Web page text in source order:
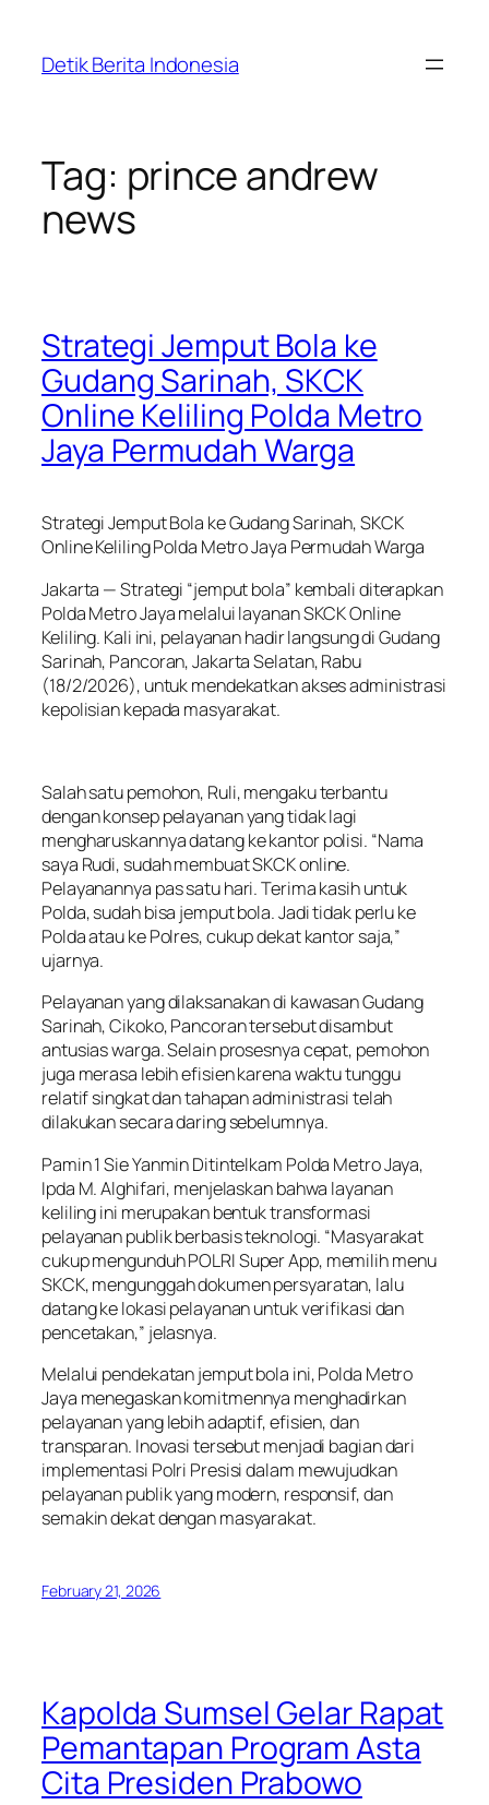
content
Detik Berita Indonesia
Tag: prince andrew
news
Strategi Jemput Bola ke
Gudang Sarinah, SKCK
Online Keliling Polda Metro
Jaya Permudah Warga
Strategi Jemput Bola ke Gudang Sarinah, SKCK
Online Keliling Polda Metro Jaya Permudah Warga
Jakarta — Strategi “jemput bola” kembali diterapkan
Polda Metro Jaya melalui layanan SKCK Online
Keliling. Kali ini, pelayanan hadir langsung di Gudang
Sarinah, Pancoran, Jakarta Selatan, Rabu
(18/2/2026), untuk mendekatkan akses administrasi
kepolisian kepada masyarakat.
Salah satu pemohon, Ruli, mengaku terbantu
dengan konsep pelayanan yang tidak lagi
mengharuskannya datang ke kantor polisi. “Nama
saya Rudi, sudah membuat SKCK online.
Pelayanannya pas satu hari. Terima kasih untuk
Polda, sudah bisa jemput bola. Jadi tidak perlu ke
Polda atau ke Polres, cukup dekat kantor saja,”
ujarnya.
Pelayanan yang dilaksanakan di kawasan Gudang
Sarinah, Cikoko, Pancoran tersebut disambut
antusias warga. Selain prosesnya cepat, pemohon
juga merasa lebih efisien karena waktu tunggu
relatif singkat dan tahapan administrasi telah
dilakukan secara daring sebelumnya.
Pamin 1 Sie Yanmin Ditintelkam Polda Metro Jaya,
Ipda M. Alghifari, menjelaskan bahwa layanan
keliling ini merupakan bentuk transformasi
pelayanan publik berbasis teknologi. “Masyarakat
cukup mengunduh POLRI Super App, memilih menu
SKCK, mengunggah dokumen persyaratan, lalu
datang ke lokasi pelayanan untuk verifikasi dan
pencetakan,” jelasnya.
Melalui pendekatan jemput bola ini, Polda Metro
Jaya menegaskan komitmennya menghadirkan
pelayanan yang lebih adaptif, efisien, dan
transparan. Inovasi tersebut menjadi bagian dari
implementasi Polri Presisi dalam mewujudkan
pelayanan publik yang modern, responsif, dan
semakin dekat dengan masyarakat.
February 21, 2026
Kapolda Sumsel Gelar Rapat
Pemantapan Program Asta
Cita Presiden Prabowo